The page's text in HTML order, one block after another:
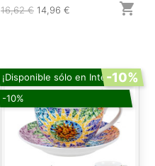
16,62 € 14,96 € 
¡Disponible sólo en Internet!
-10%
-10%